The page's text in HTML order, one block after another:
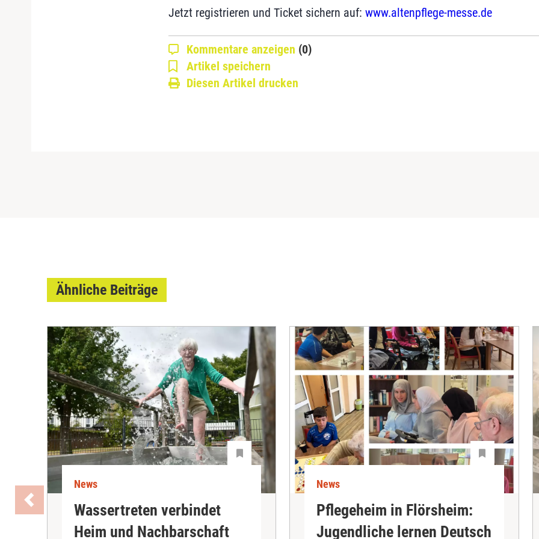
Jetzt registrieren und Ticket sichern auf: www.altenpflege-messe.de
Kommentare anzeigen (0)
Artikel speichern
Diesen Artikel drucken
Ähnliche Beiträge
News
Wassertreten verbindet
Heim und Nachbarschaft
News
Pflegeheim in Flörsheim:
Jugendliche lernen Deutsch